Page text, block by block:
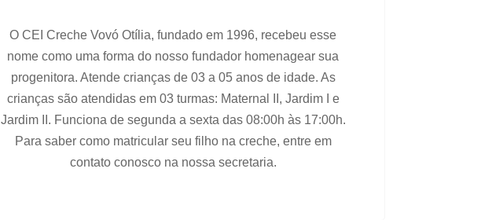
O CEI Creche Vovó Otília, fundado em 1996, recebeu esse
nome como uma forma do nosso fundador homenagear sua
progenitora. Atende crianças de 03 a 05 anos de idade. As
crianças são atendidas em 03 turmas: Maternal II, Jardim I e
Jardim II. Funciona de segunda a sexta das 08:00h às 17:00h.
Para saber como matricular seu filho na creche, entre em
contato conosco na nossa secretaria.